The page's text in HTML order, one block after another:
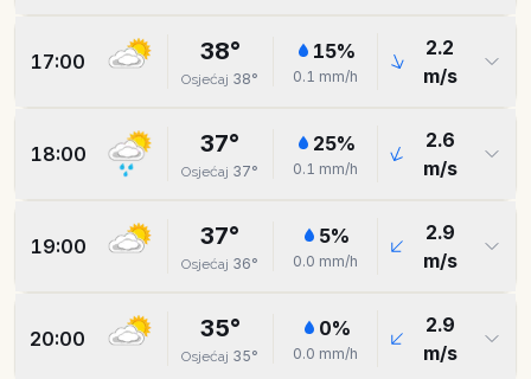
17:00 38°
Osjećaj 38°
15%
0.1 mm/h
2.2
m/s
18:00 37°
Osjećaj 37°
25%
0.1 mm/h
2.6
m/s
19:00 37°
Osjećaj 36°
5%
0.0 mm/h
2.9
m/s
20:00 35°
Osjećaj 35°
0%
0.0 mm/h
2.9
m/s